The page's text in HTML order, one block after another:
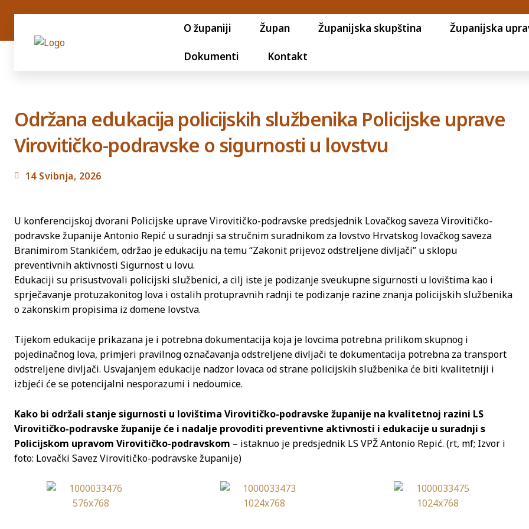
O županiji Župan Županijska skupština Županijska
Dokumenti Kontakt
Održana edukacija policijskih službenika Policijske uprave
Virovitičko-podravske o sigurnosti u lovstvu
14 Svibnja, 2026
U konferencijskoj dvorani Policijske uprave Virovitičko-podravske predsjednik Lovačkog saveza Virovitičko-
podravske županije Antonio Repić u suradnji sa stručnim suradnikom za lovstvo Hrvatskog lovačkog saveza
Branimirom Stankićem, održao je edukaciju na temu “Zakonit prijevoz odstreljene divljači” u sklopu
preventivnih aktivnosti Sigurnost u lovu.
Edukaciji su prisustvovali policijski službenici, a cilj iste je podizanje sveukupne sigurnosti u lovištima kao i
sprječavanje protuzakonitog lova i ostalih protupravnih radnji te podizanje razine znanja policijskih službenika
o zakonskim propisima iz domene lovstva.
Tijekom edukacije prikazana je i potrebna dokumentacija koja je lovcima potrebna prilikom skupnog i
pojedinačnog lova, primjeri pravilnog označavanja odstreljene divljači te dokumentacija potrebna za transport
odstreljene divljači. Usvajanjem edukacije nadzor lovaca od strane policijskih službenika će biti kvalitetniji i
izbjeći će se potencijalni nesporazumi i nedoumice.
Kako bi održali stanje sigurnosti u lovištima Virovitičko-podravske županije na kvalitetnoj razini LS
Virovitičko-podravske županije će i nadalje provoditi preventivne aktivnosti i edukacije u suradnji s
Policijskom upravom Virovitičko-podravskom – istaknuo je predsjednik LS VPŽ Antonio Repić. (rt, mf; Izvor i
foto: Lovački Savez Virovitičko-podravske županije)